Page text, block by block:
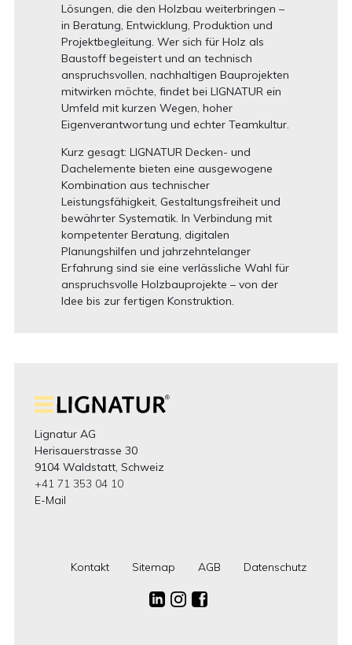
Lösungen, die den Holzbau weiterbringen –
in Beratung, Entwicklung, Produktion und
Projektbegleitung. Wer sich für Holz als
Baustoff begeistert und an technisch
anspruchsvollen, nachhaltigen Bauprojekten
mitwirken möchte, findet bei LIGNATUR ein
Umfeld mit kurzen Wegen, hoher
Eigenverantwortung und echter Teamkultur.
Kurz gesagt: LIGNATUR Decken- und
Dachelemente bieten eine ausgewogene
Kombination aus technischer
Leistungsfähigkeit, Gestaltungsfreiheit und
bewährter Systematik. In Verbindung mit
kompetenter Beratung, digitalen
Planungshilfen und jahrzehntelanger
Erfahrung sind sie eine verlässliche Wahl für
anspruchsvolle Holzbauprojekte – von der
Idee bis zur fertigen Konstruktion.
Lignatur AG
Herisauerstrasse 30
9104 Waldstatt, Schweiz
+41 71 353 04 10
E-Mail
Kontakt Sitemap AGB Datenschutz